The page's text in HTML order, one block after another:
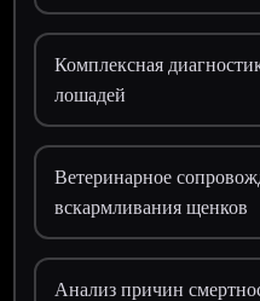
Комплексная
лошадей
Ветеринарное
вскармливания щенков
Анализ причин